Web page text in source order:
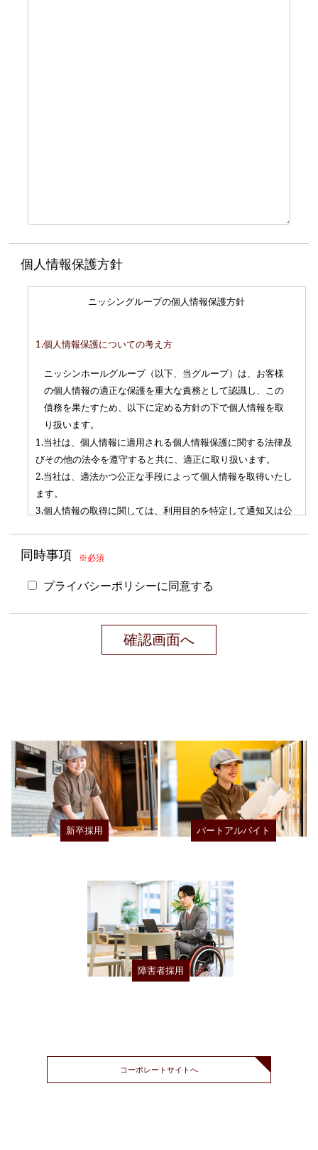
個人情報保護方針
ニッシングループの個人情報保護方針
1.個人情報保護についての考え方
ニッシンホールグループ（以下、当グループ）は、お客様
の個人情報の適正な保護を重大な責務として認識し、この
債務を果たすため、以下に定める方針の下で個人情報を取
り扱います。
1.当社は、個人情報に適用される個人情報保護に関する法律及
びその他の法令を遵守すると共に、適正に取り扱います。
2.当社は、適法かつ公正な手段によって個人情報を取得いたし
ます。
3.個人情報の取得に関しては、利用目的を特定して通知又は公
4.保有する個人情報について、ご本人からの開示、訂正、利用
停止の依頼を所定の方法でお受けし、誠意を持って対処いたし
例外と認めている場合を除き、その目的の範囲を超えて個
人情報を利用する場合は、事前にご本人に利用目的につい
てご了解をいただきます。ご本人のご了解をいただけない
場合、当社は利用目的を超えた個人情報の利用はいたしま
せん。各グループ会社業務内容により以下の様に定める。
1.割引や優待、キャンペーンに関する情報を提供する為
2.業態開発の基礎資料として使用する為
4.お客様への連絡及び確認の為
5.FC加盟の募集と案内を送付する為
6.採用に関する業務を行う為
7.その他前述の各種業務に伴う業務実施の為
1.ご本人より同意が得られた場合
2.情報提供者及び公衆の生命、健康、財産などの重大な利益を
同時事項 ※必須
プライバシーポリシーに同意する
新卒採用 パートアルバイト
障害者採用
コーポレートサイトへ